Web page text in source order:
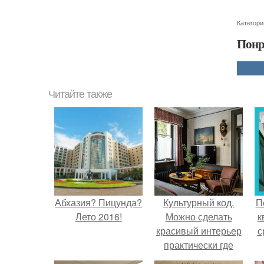
Читайте также
Абхазия? Пицунда?
Лето 2016!
Культурный код.
Можно сделать
красивый интерьер
практически где
угодно.